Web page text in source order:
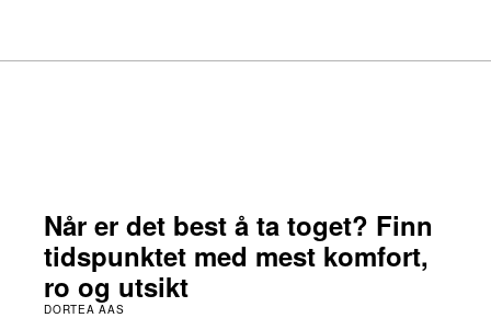
Når er det best å ta toget? Finn
tidspunktet med mest komfort,
ro og utsikt
DORTEA AAS